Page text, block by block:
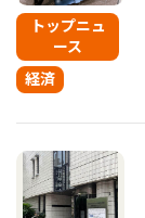
トップニュ
ース
経済